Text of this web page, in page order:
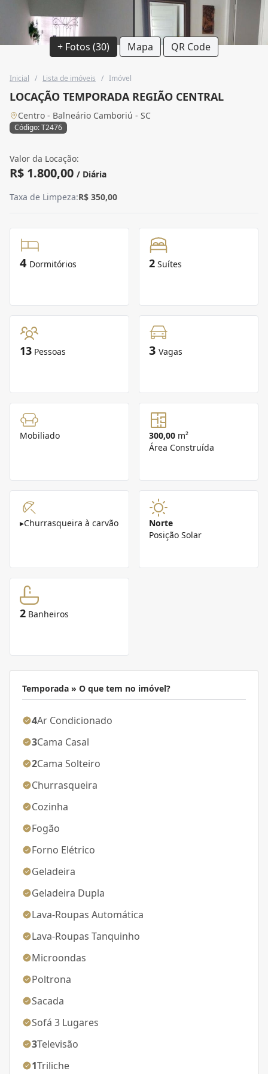
+ Fotos (30) Mapa QR Code
Inicial / Lista de imóveis / Imóvel
LOCAÇÃO TEMPORADA REGIÃO CENTRAL
Centro - Balneário Camboriú - SC
Código: T2476
Valor da Locação:
R$ 1.800,00 / Diária
Taxa de Limpeza:R$ 350,00
4 Dormitórios 2 Suítes
13 Pessoas 3 Vagas
Mobiliado 300,00 m²
Área Construída
▸Churrasqueira à carvão
Norte
Posição Solar
2 Banheiros
Temporada » O que tem no imóvel?
4Ar Condicionado
3Cama Casal
2Cama Solteiro
Churrasqueira
Cozinha
Fogão
Forno Elétrico
Geladeira
Geladeira Dupla
Lava-Roupas Automática
Lava-Roupas Tanquinho
Microondas
Poltrona
Sacada
Sofá 3 Lugares
3Televisão
1Triliche